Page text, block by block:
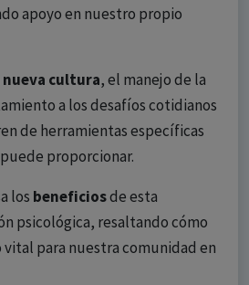
apoyo en nuestro propio
cultura, el manejo de la
a los desafíos cotidianos
de herramientas específicas
proporcionar.
los beneficiosde esta
psicológica, resaltando cómo
para nuestra comunidad en